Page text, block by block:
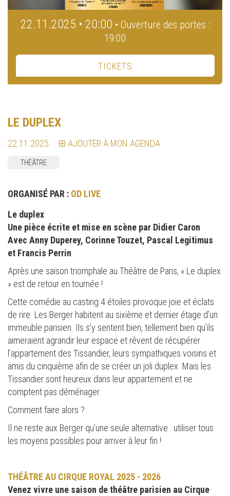
22.11.2025 • 20:00 • Ouverture des portes :
19:00
TICKETS
LE DUPLEX
22.11.2025 AJOUTER À MON AGENDA
THÉÂTRE
ORGANISÉ PAR : OD LIVE
Le duplex
Une pièce écrite et mise en scène par Didier Caron
Avec Anny Duperey, Corinne Touzet, Pascal Legitimus
et Francis Perrin
Après une saison triomphale au Théâtre de Paris, « Le duplex
» est de retour en tournée !
Cette comédie au casting 4 étoiles provoque joie et éclats
de rire. Les Berger habitent au sixième et dernier étage d’un
immeuble parisien. Ils s’y sentent bien, tellement bien qu’ils
aimeraient agrandir leur espace et rêvent de récupérer
l’appartement des Tissandier, leurs sympathiques voisins et
amis du cinquième afin de se créer un joli duplex. Mais les
Tissandier sont heureux dans leur appartement et ne
comptent pas déménager.
Comment faire alors ?
Il ne reste aux Berger qu’une seule alternative : utiliser tous
les moyens possibles pour arriver à leur fin !
THÉÂTRE AU CIRQUE ROYAL 2025 - 2026
Venez vivre une saison de théâtre parisien au Cirque